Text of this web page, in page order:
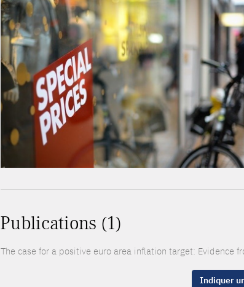
Publications (1)
The case for a positive euro area inflation target: Evidence
Indiquer